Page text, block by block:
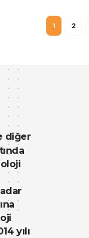
1 2
diğer
yılı